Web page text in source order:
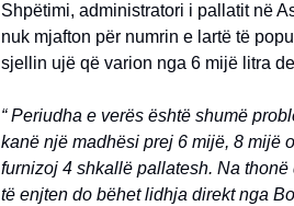
Shpëtimi, administratori i pallatit në
nuk mjafton për numrin e lartë të
sjellin ujë që varion nga 6 mijë litra
“ Periudha e verës është shumë
kanë një madhësi prej 6 mijë, 8 mijë
furnizoj 4 shkallë pallatesh. Na
të enjten do bëhet lidhja direkt nga